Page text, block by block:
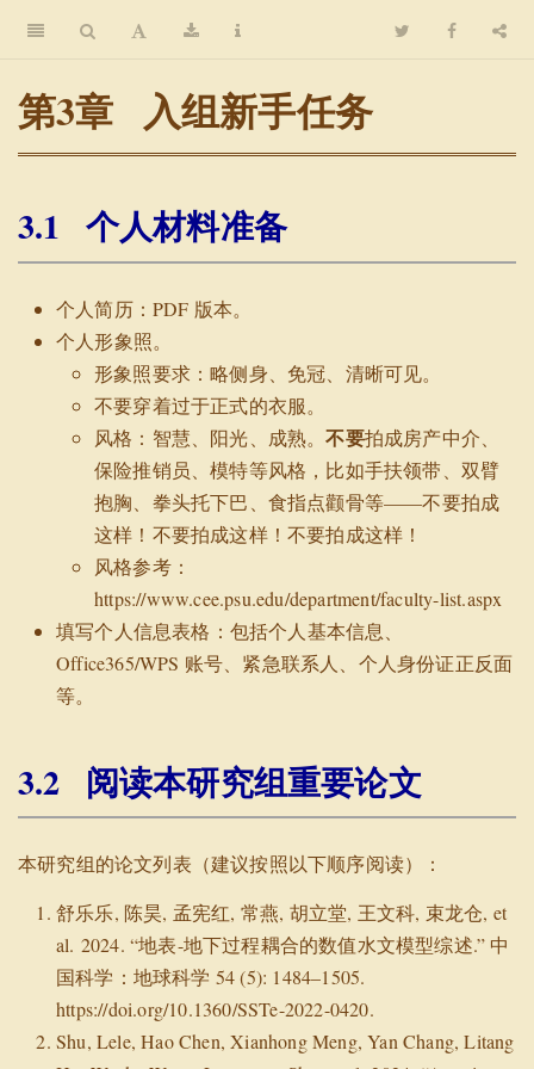
第3 入组新手任务
3.1 个人材料准备
个人简历：PDF 版本。
个人形象照。
形象照要求：略侧身、免冠、清晰可见。
不要穿着过于正式的衣服。
风格：智慧、阳光、成熟。不要拍成房产中介、
保险推销员、模特等风格，比如手扶领带、双臂
抱胸、拳头托下巴、食指点颧骨等——不要拍成
这样！不要拍成这样！不要拍成这样！
风格参考：
https://www.cee.psu.edu/department/faculty-list.aspx
填写个人信息表格：包括个人基本信息、
Office365/WPS 账号、紧急联系人、个人身份证正反面
等。
3.2 阅读本研究组重要论文
本研究组的论文列表（建议按照以下顺序阅读）：
舒乐乐, 陈昊, 孟宪红, 常燕, 胡立堂, 王文科, 束龙仓, et
al. 2024. “地表-地下过程耦合的数值水文模型综述.” 中
国科学：地球科学 54 (5): 1484–1505.
https://doi.org/10.1360/SSTe-2022-0420.
Shu, Lele, Hao Chen, Xianhong Meng, Yan Chang, Litang